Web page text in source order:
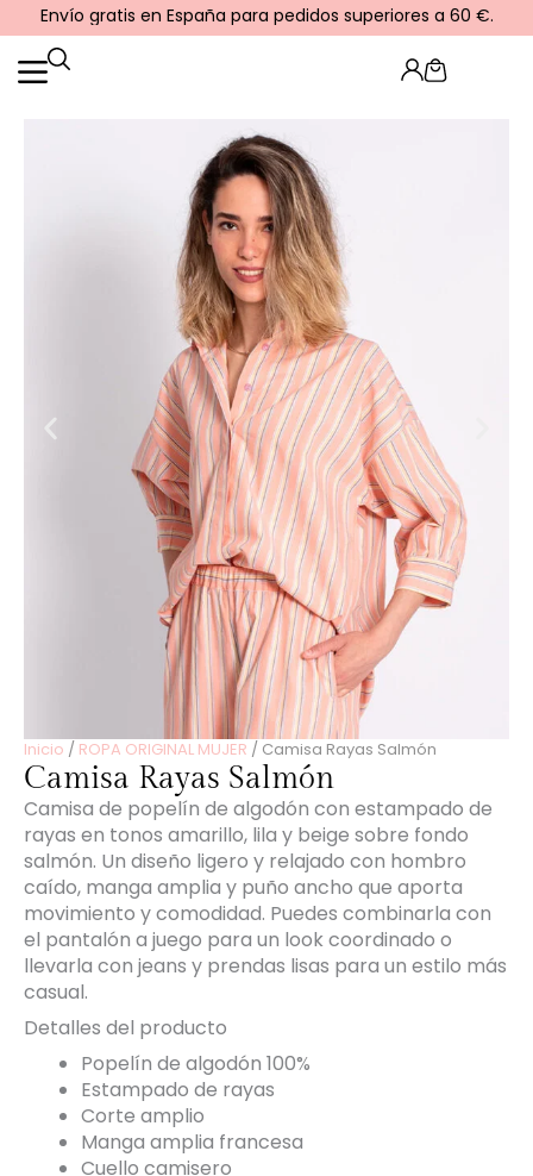
al
contenido
Envío gratis en España para pedidos superiores a 60 €.
Cart
Inicio / ROPA ORIGINAL MUJER / Camisa Rayas Salmón
Camisa Rayas Salmón
Camisa de popelín de algodón con estampado de
rayas en tonos amarillo, lila y beige sobre fondo
salmón. Un diseño ligero y relajado con hombro
caído, manga amplia y puño ancho que aporta
movimiento y comodidad. Puedes combinarla con
el pantalón a juego para un look coordinado o
llevarla con jeans y prendas lisas para un estilo más
casual.
Detalles del producto
Popelín de algodón 100%
Estampado de rayas
Corte amplio
Manga amplia francesa
Cuello camisero